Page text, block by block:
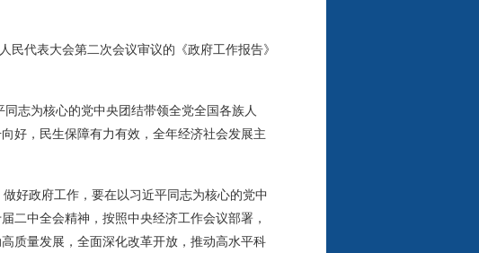
代表大会第二次会议审议的《政府工作报告》
志为核心的党中央团结带领全党全国各族人
好，民生保障有力有效，全年经济社会发展主
好政府工作，要在以习近平同志为核心的党中
二中全会精神，按照中央经济工作会议部署，
质量发展，全面深化改革开放，推动高水平科